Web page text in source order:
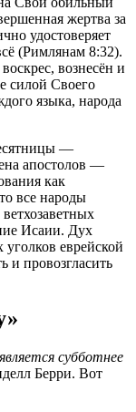
жертва за
удостоверяет
(Римлянам 8:32).
вознесён и
силой Своего
языка, народа
—
апостолов —
как
все народы
Исаии. Дух
еврейской
и провозгласить
субботнее
Берри. Вот